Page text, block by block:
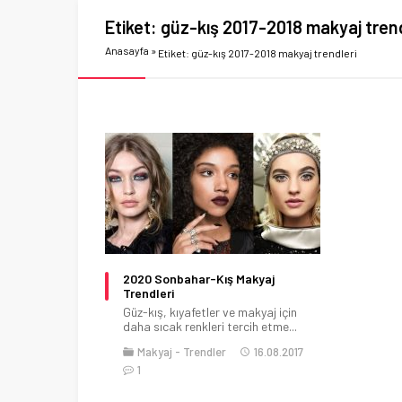
Etiket: güz-kış 2017-2018 makyaj
Anasayfa » Etiket: güz-kış 2017-2018 makyaj trendleri
2020 Sonbahar-Kış Makyaj
Trendleri
Güz-kış, kıyafetler ve makyaj için
daha sıcak renkleri tercih etme...
Makyaj Trendler
16.08.2017
1